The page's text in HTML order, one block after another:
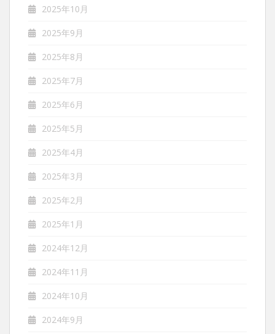
2025年10月
2025年9月
2025年8月
2025年7月
2025年6月
2025年5月
2025年4月
2025年3月
2025年2月
2025年1月
2024年12月
2024年11月
2024年10月
2024年9月